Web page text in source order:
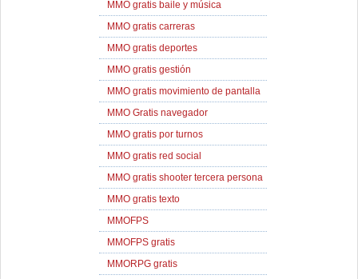
MMO gratis baile y música
MMO gratis carreras
MMO gratis deportes
MMO gratis gestión
MMO gratis movimiento de pantalla
MMO Gratis navegador
MMO gratis por turnos
MMO gratis red social
MMO gratis shooter tercera persona
MMO gratis texto
MMOFPS
MMOFPS gratis
MMORPG gratis